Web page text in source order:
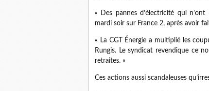
« Des pannes d’électricité qui
mardi soir sur France 2, après avoir
« La CGT Énergie a multiplié les
Rungis. Le syndicat revendique ce
retraites. »
Ces actions aussi scandaleuses